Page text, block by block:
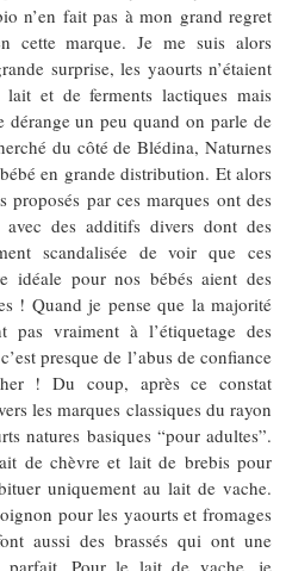
n’en fait pas à mon grand regret
cette marque. Je me suis alors
surprise, les yaourts n’étaient
lait et de ferments lactiques mais
dérange un peu quand on parle de
du côté de Blédina, Naturnes
en grande distribution. Et alors
par ces marques ont des
avec des additifs divers dont des
scandalisée de voir que ces
idéale pour nos bébés aient des
! Quand je pense que la majorité
pas vraiment à l’étiquetage des
presque de l’abus de confiance
! Du coup, après ce constat
les marques classiques du rayon
natures basiques “pour adultes”.
de chèvre et lait de brebis pour
uniquement au lait de vache.
pour les yaourts et fromages
aussi des brassés qui ont une
parfait. Pour le lait de vache, je